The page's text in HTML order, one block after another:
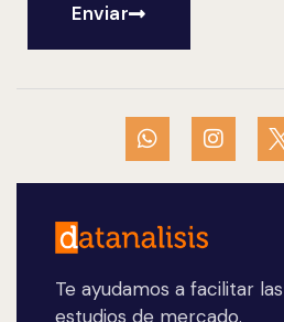
Te ayudamos a facilitar
estudios de mercado.
Enviar